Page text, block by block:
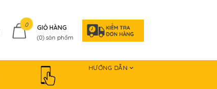
0 GIỎ HÀNG
(0) sản phẩm
HƯỚNG DẪN